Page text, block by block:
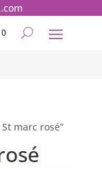
marc rosé”